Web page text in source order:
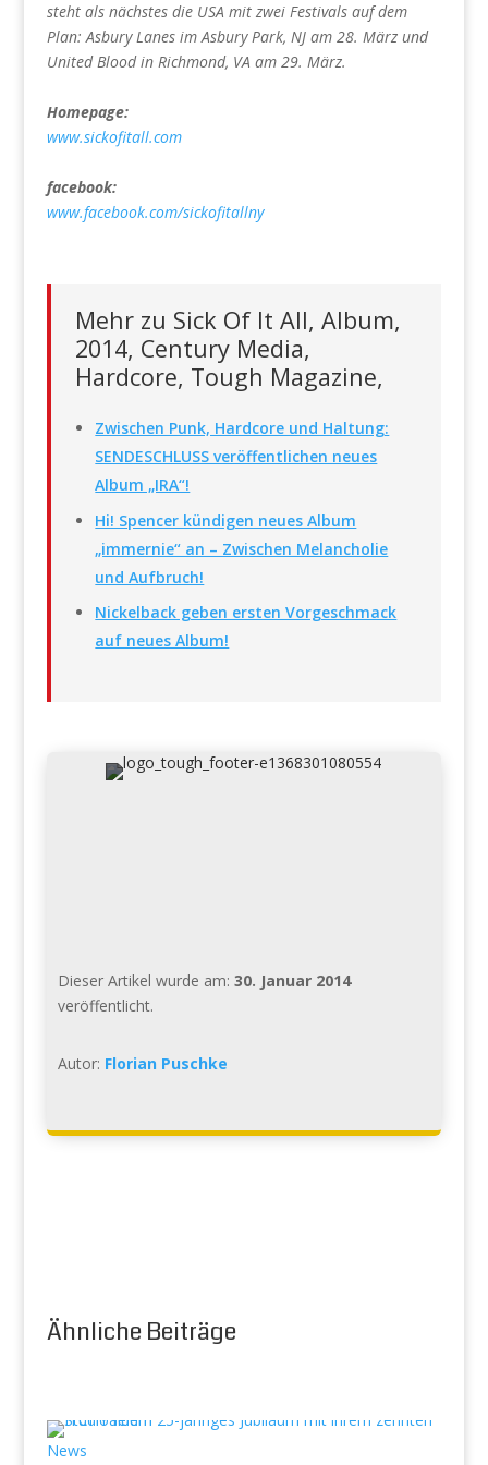
steht als nächstes die USA mit zwei Festivals auf dem
Plan: Asbury Lanes im Asbury Park, NJ am 28. März und
United Blood in Richmond, VA am 29. März.
Homepage:
www.sickofitall.com
facebook:
www.facebook.com/sickofitallny
Mehr zu Sick Of It All, Album,
2014, Century Media,
Hardcore, Tough Magazine,
Zwischen Punk, Hardcore und Haltung:
SENDESCHLUSS veröffentlichen neues
Album „IRA“!
Hi! Spencer kündigen neues Album
„immernie“ an – Zwischen Melancholie
und Aufbruch!
Nickelback geben ersten Vorgeschmack
auf neues Album!
Dieser Artikel wurde am: 30. Januar 2014
veröffentlicht.
Autor: Florian Puschke
Ähnliche Beiträge
News